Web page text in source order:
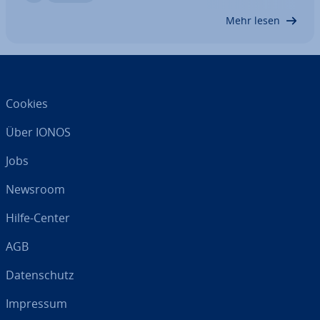
Mehr lesen
Cookies
Über IONOS
Jobs
Newsroom
Hilfe-Center
AGB
Da­ten­schutz
Impressum